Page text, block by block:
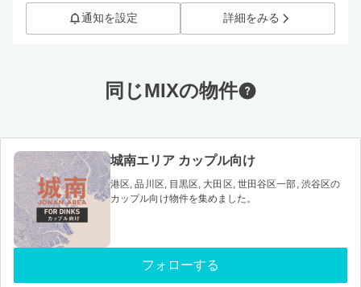
通知を設定 詳細をみる
同じMIXの物件
城南エリア カップル向け
港区, 品川区, 目黒区, 大田区, 世田谷区一部, 渋谷区の
カップル向け物件を集めました。
フォローする